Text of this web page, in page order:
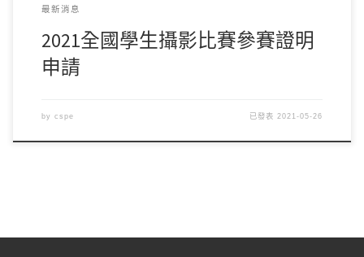
最新消息
2021全國學生攝影比賽參賽證明
申請
by cspe 已發表 2021-05-26